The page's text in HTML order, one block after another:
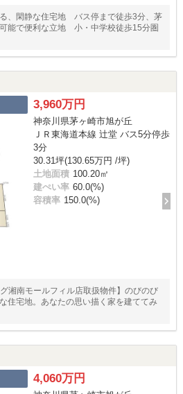
、閑静な住宅地 バス停まで徒歩3分、茅
能で便利な立地 小・中学校徒歩15分圏
3,960万円
神奈川県茅ヶ崎市旭が丘
ＪＲ東海道本線 辻堂 バス5分停歩
3分
30.31坪(130.65万円 /坪)
土地面積 100.20㎡
建ぺい率 60.0(%)
容積率 150.0(%)
湘南モールフィル店取扱物件】のびのび
住宅地。あなたの思い描く家を建ててみ
4,060万円